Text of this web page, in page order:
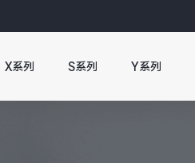
X系列 S系列 Y系列